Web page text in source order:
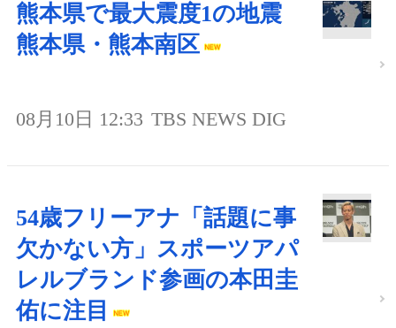
熊本県で最大震度1の地震
熊本県・熊本南区
08月10日 12:33 TBS NEWS DIG
54歳フリーアナ「話題に事
欠かない方」スポーツアパ
レルブランド参画の本田圭
佑に注目